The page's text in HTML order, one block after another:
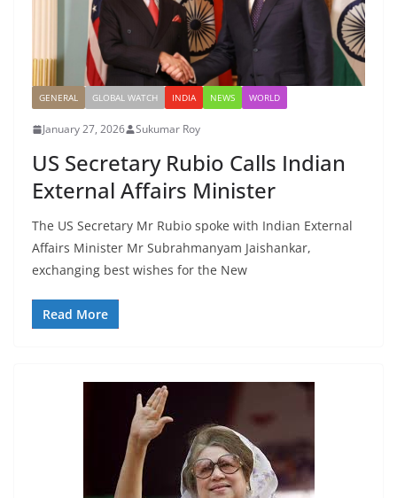
GENERAL GLOBAL WATCH INDIA NEWS WORLD
January 27, 2026 Sukumar Roy
US Secretary Rubio Calls Indian
External Affairs Minister
The US Secretary Mr Rubio spoke with Indian External
Affairs Minister Mr Subrahmanyam Jaishankar,
exchanging best wishes for the New
Read More